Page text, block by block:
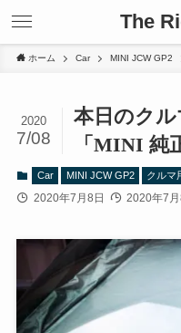
The
ホーム Car MINI JCW GP2
本日のク
「MINI
2020
7/08
Car MINI JCW GP2 クルマ
2020年7月8日 2020年7月